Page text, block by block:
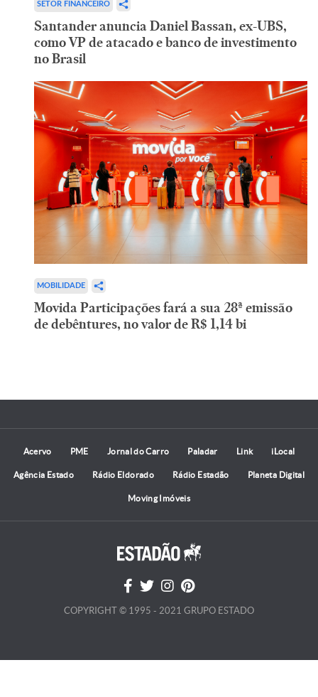
SETOR FINANCEIRO
Santander anuncia Daniel Bassan, ex-UBS,
como VP de atacado e banco de investimento
no Brasil
MOBILIDADE
Movida Participações fará a sua 28ª emissão
de debêntures, no valor de R$ 1,14 bi
Acervo PME Jornal do Carro Paladar Link iLocal
Agência Estado Rádio Eldorado Rádio Estadão Planeta Digital
Moving Imóveis
COPYRIGHT © 1995 - 2021 GRUPO ESTADO